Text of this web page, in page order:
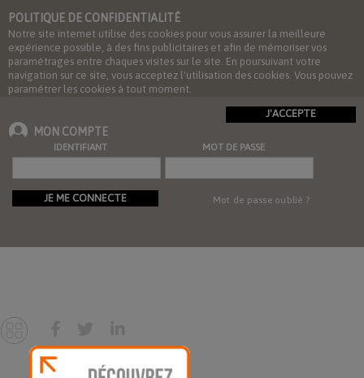
POLITIQUE DE CONFIDENTIALITÉ
Notre site internet utilise des cookies pour vous assurer la meilleure
expérience possible, à des fins publicitaires et afin de mémoriser vos
paramétrages entre chaques visites sur le site. En poursuivant votre
navigation sur ce site, vous acceptez l'utilisation des cookies. Vous pouvez
paramétrer les cookies à tout moment.
J'ACCEPTE
MON COMPTE
IDENTIFIANT MOT DE PASSE
JE ME CONNECTE Mot de passe oublié ?